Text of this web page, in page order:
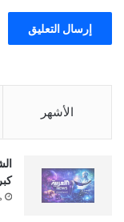
الأشهر